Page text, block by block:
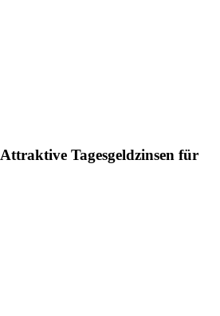
Attraktive Tagesgeldzinsen für